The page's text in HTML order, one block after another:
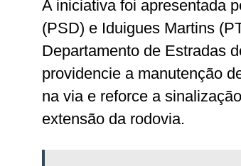
A iniciativa foi apresentada
(PSD) e Iduigues Martins
Departamento de Estradas
providencie a manutenção
na via e reforce a
extensão da rodovia.